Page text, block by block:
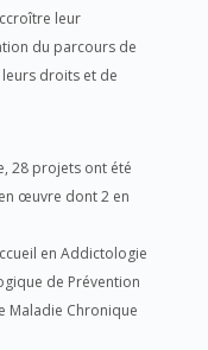
leur
du parcours de
droits et de
28 projets ont été
œuvre dont 2 en
en Addictologie
de Prévention
Maladie Chronique